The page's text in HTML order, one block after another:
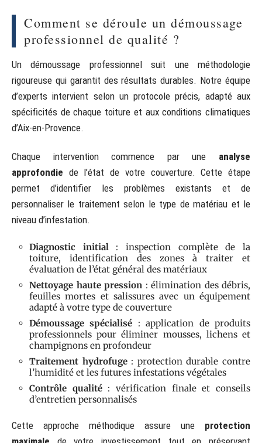
Comment se déroule un démoussage
professionnel de qualité ?
Un démoussage professionnel suit une méthodologie
rigoureuse qui garantit des résultats durables. Notre équipe
d’experts intervient selon un protocole précis, adapté aux
spécificités de chaque toiture et aux conditions climatiques
d’Aix-en-Provence.
Chaque intervention commence par une analyse
approfondie de l’état de votre couverture. Cette étape
permet d’identifier les problèmes existants et de
personnaliser le traitement selon le type de matériau et le
niveau d’infestation.
Diagnostic initial : inspection complète de la
toiture, identification des zones à traiter et
évaluation de l’état général des matériaux
Nettoyage haute pression : élimination des débris,
feuilles mortes et salissures avec un équipement
adapté à votre type de couverture
Démoussage spécialisé : application de produits
professionnels pour éliminer mousses, lichens et
champignons en profondeur
Traitement hydrofuge: protection durable contre
l’humidité et les futures infestations végétales
Contrôle qualité: vérification finale et conseils
d’entretien personnalisés
Cette approche méthodique assure une protection